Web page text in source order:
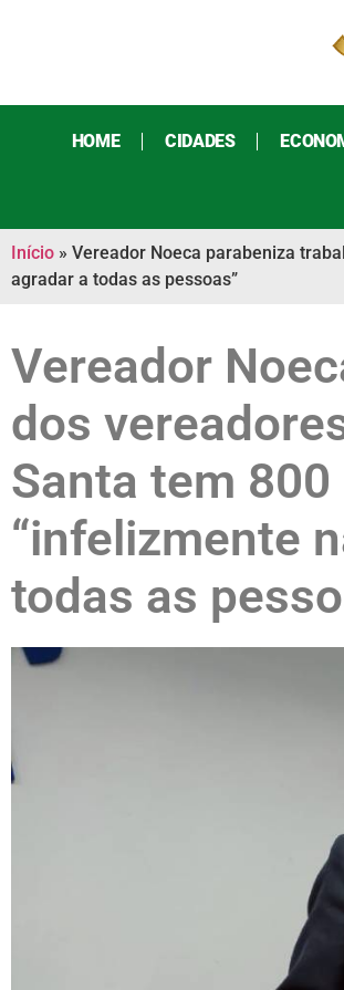
HOME CIDADES
Início » Vereador Noeca parabeniza
agradar a todas as pessoas”
Vereador
dos
Santa tem
“infelizmente
todas as